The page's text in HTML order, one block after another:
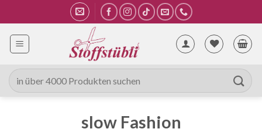
Inhalt
springen
Suche
nach:
slow Fashion